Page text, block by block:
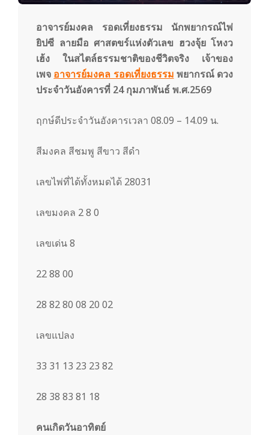
อาจารย์มงคล รอดเที่ยงธรรม นักพยากรณ์ไพ่
ยิปซี ลายมือ ศาสตขร์แห่งตัวเลข ฮวงจุ้ย โหงว
เฮ้ง ในสไตล์ธรรมชาติของชีวิตจริง เจ้าของ
เพจ อาจารย์มงคล รอดเที่ยงธรรม พยากรณ์ ดวง
ประจำวันอังคารที่ 24 กุมภาพันธ์ พ.ศ.2569
ฤกษ์ดีประจำวันอังคารเวลา 08.09 – 14.09 น.
สีมงคล สีชมพู สีขาว สีดำ
เลขไพ่ที่ได้ทั้งหมดได้ 28031
เลขมงคล 2 8 0
เลขเด่น 8
22 88 00
28 82 80 08 20 02
เลขแปลง
33 31 13 23 23 82
28 38 83 81 18
คนเกิดวันอาทิตย์